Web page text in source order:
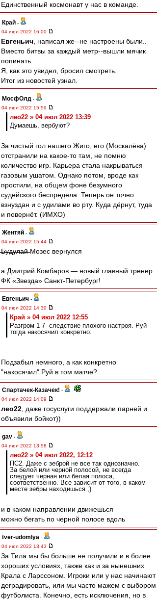
Единственный космонавт у нас в команде.
Край -
04 июл 2022 16:00
Евгеньич , написал же--не настроены были..
Вместо битвы за каждый метр--вышли мячик
попинать.
Я, как это увидел, бросил смотреть.
Итог из новостей узнал.
МосфОлд -
04 июл 2022 15:59
лео22 » 04 июл 2022 13:39
Думаешь, вербуют?
За чистый гол нашего Жиго, его (Москалёва)
отстранили на какое-то там, не помню
количество игр. Карьера стала накрываться
газовым ушатом. Однако потом, вроде как
простили, на общем фоне безумного
судейского беспредела. Теперь он точно
взнуздан и с удилами во рту. Куда дёрнут, туда
и повернёт. (ИМХО)
Жентяй -
04 июл 2022 15:44
̶Б̶у̶д̶у̶л̶а̶й̶ Мозес вернулся
а Дмитрий Комбаров — новый главный тренер
ФК «Звезда» Санкт-Петербург!
Евгеньич -
04 июл 2022 14:30
Край » 04 июл 2022 12:55
Разгром 1-7--следствие плохого настроя. Руй
тогда накосячил конкретно.
Подзабыл немного, а как конкретно
"накосячил" Руй в том матче?
Спартачек-Казачек! -
04 июл 2022 14:09
лео22 , даже госуслуги поддержали парней и
объявили бойкот))
gav -
04 июл 2022 13:58
лео22 » 04 июл 2022, 12:12
ПС2. Даже с зеброй не все так однозначно.
За белой или черной полосой, не всегда
следует черная или белая полоса,
соответственно. Все зависит от того, в каком
месте зебры находишься ;)
и в каком направлении движешься
можно бегать по черной полосе вдоль
tver-udomlya -
04 июл 2022 13:43
За Тила мы бы больше не получили и в более
хороших условиях, также как и за нынешних
Крала с Ларссоном. Игроки или у нас начинают
деградировать, или мы часто мажем с выбором
футболиста. Конечно, есть исключения, но в